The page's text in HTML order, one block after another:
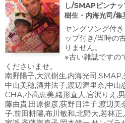
し/SMAPピンナ
樹生・内海光司/集
ヤングソング付
ップ付き/当時の
りません。
※古い雑誌ですの
くださいませ。
南野陽子,大沢樹生,内海光司
中山美穂,酒井法子,渡辺満里奈,中
CHA,小高恵美,緒形直人,宮沢りえ,
藤由貴,田原俊彦,荻野目洋子,渡辺美
子,前田耕陽,布川敏和,北野大,若林